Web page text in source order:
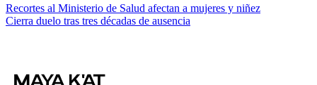
Navegación
de
Recortes al Ministerio de Salud afectan a mujeres y niñez
Cierra duelo tras tres décadas de ausencia